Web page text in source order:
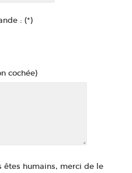
: (*)
cochée)
êtes humains, merci de le